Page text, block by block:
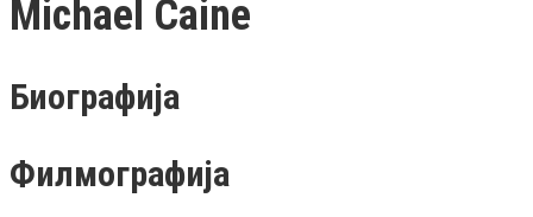
Michael Caine
Биографија
Филмографија